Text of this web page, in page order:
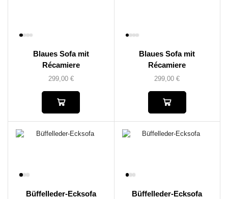
Blaues Sofa mit
Récamiere
299,00 €
Blaues Sofa mit
Récamiere
299,00€
Büffelleder-Ecksofa Büffelleder-Ecksofa